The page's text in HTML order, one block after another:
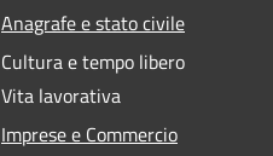
Anagrafe e stato civile
Cultura e tempo libero
Vita lavorativa
Imprese e Commercio